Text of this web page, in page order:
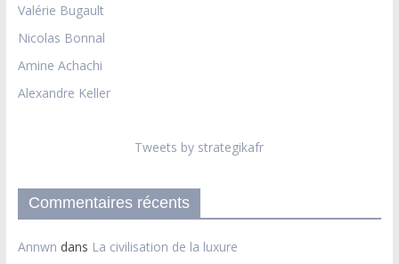
Valérie Bugault
Nicolas Bonnal
Amine Achachi
Alexandre Keller
Tweets by strategikafr
Commentaires récents
Annwn dans La civilisation de la luxure